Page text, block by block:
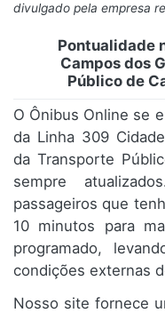
divulgado pela empresa
Pontualidade
Campos dos
Público de
O Ônibus Online se
da Linha 309
da Transporte
sempre
passageiros que
10 minutos para
programado,
condições externas
Nosso site fornece